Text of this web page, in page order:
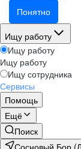
Понятно
Ищу работу
Ищу работу
Ищу работу
Ищу сотрудника
Сервисы
Помощь
Ещё
Поиск
Сосновый Бор